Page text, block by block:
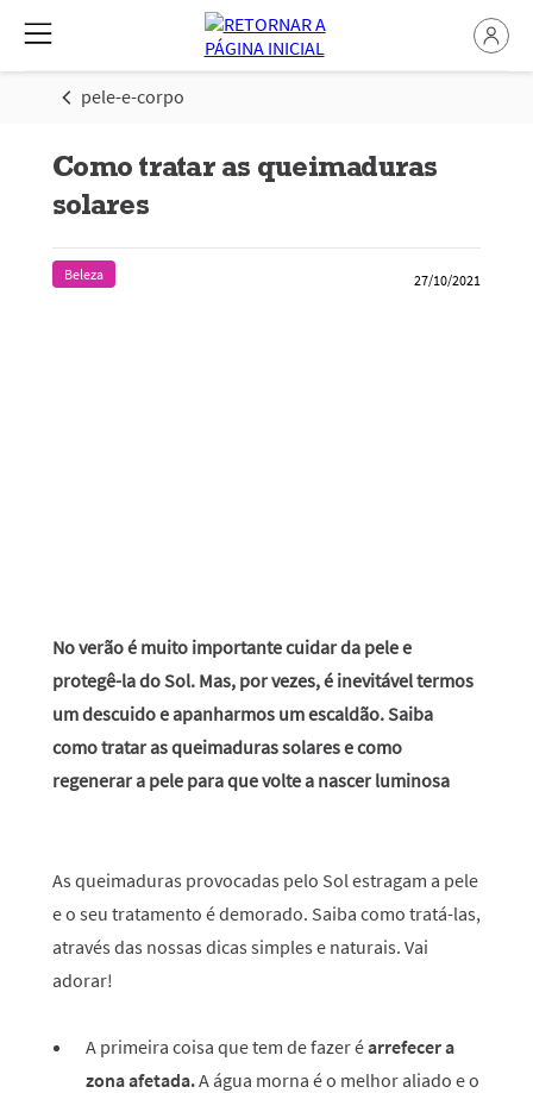
pele-e-corpo
Como tratar as queimaduras
solares
Beleza 27/10/2021
No verão é muito importante cuidar da pele e
protegê-la do Sol. Mas, por vezes, é inevitável termos
um descuido e apanharmos um escaldão. Saiba
como tratar as queimaduras solares e como
regenerar a pele para que volte a nascer luminosa
As queimaduras provocadas pelo Sol estragam a pele
e o seu tratamento é demorado. Saiba como tratá-las,
através das nossas dicas simples e naturais. Vai
adorar!
A primeira coisa que tem de fazer éarrefecer a
zona afetada.A água morna é o melhor aliado e o